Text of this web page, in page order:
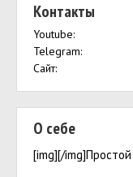
Контакты
Youtube:
Telegram:
Сайт:
О себе
[img][/